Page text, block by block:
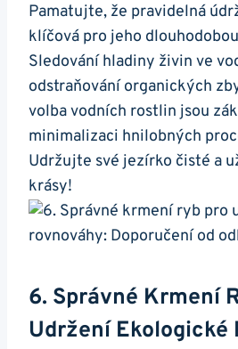
Pamatujte, že pravidelná⁢
⁢klíčová pro⁤ jeho
Sledování hladiny živin ve
odstraňování organických
volba vodních rostlin jsou
minimalizaci hnilobných
Udržujte⁢ své jezírko čisté a
krásy!
6. Správné Krmení
Udržení Ekologické